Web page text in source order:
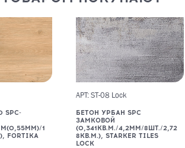
SPC-
1
FORTIKA
АРТ: ST-08 Lock
БЕТОН УРБАН SPC
ЗАМКОВОЙ
(0,341КВ.М./4,2ММ/8ШТ./2,72
8КВ.М.), STARKER TILES
LOCK